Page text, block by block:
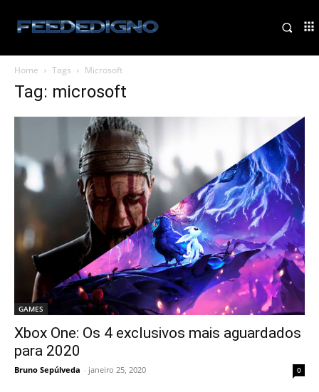
Home Tags Microsoft
Tag: microsoft
GAMES
Xbox One: Os 4 exclusivos mais aguardados
para 2020
Bruno Sepúlveda - janeiro 25, 2020 0